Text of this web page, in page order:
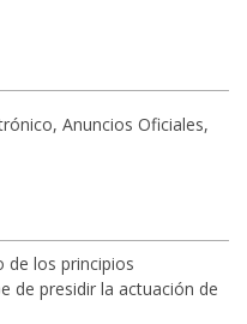
Anuncios Oficiales,
de los principios
de presidir la actuación de